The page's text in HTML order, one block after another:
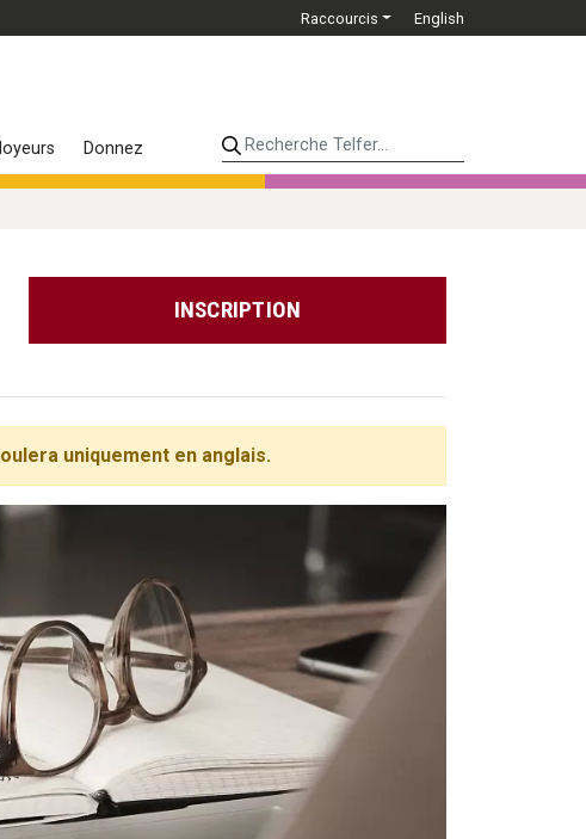
Raccourcis English
DonnezRecherche Telfer...
INSCRIPTION
uniquement en anglais.